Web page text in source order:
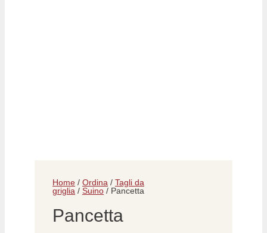
Home / Ordina / Tagli da
griglia / Suino / Pancetta
Pancetta